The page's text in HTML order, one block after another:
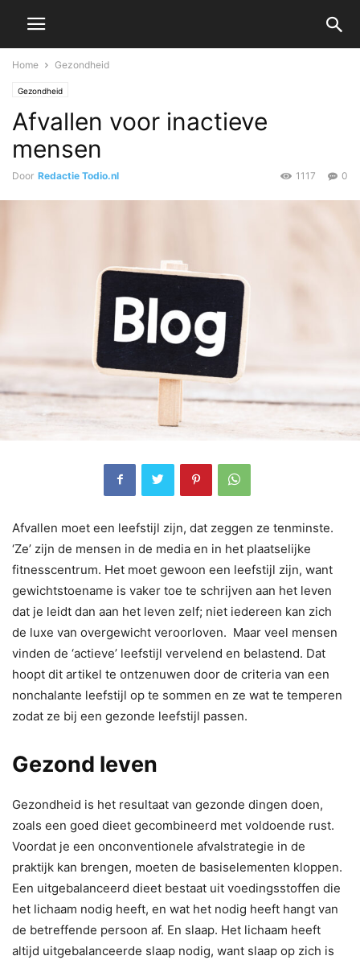
Home Gezondheid
Gezondheid
Afvallen voor inactieve
mensen
Door Redactie Todio.nl 0
1117
Afvallen moet een leefstijl zijn, dat zeggen ze tenminste.
‘Ze’ zijn de mensen in de media en in het plaatselijke
fitnesscentrum. Het moet gewoon een leefstijl zijn, want
gewichtstoename is vaker toe te schrijven aan het leven
dat je leidt dan aan het leven zelf; niet iedereen kan zich
de luxe van overgewicht veroorloven. Maar veel mensen
vinden de ‘actieve’ leefstijl vervelend en belastend. Dat
hoopt dit artikel te ontzenuwen door de criteria van een
nonchalante leefstijl op te sommen en ze wat te temperen
zodat ze bij een gezonde leefstijl passen.
Gezond leven
Gezondheid is het resultaat van gezonde dingen doen,
zoals een goed dieet gecombineerd met voldoende rust.
Voordat je een onconventionele afvalstrategie in de
praktijk kan brengen, moeten de basiselementen kloppen.
Een uitgebalanceerd dieet bestaat uit voedingsstoffen die
het lichaam nodig heeft, en wat het nodig heeft hangt van
de betreffende persoon af. En slaap. Het lichaam heeft
altijd uitgebalanceerde slaap nodig, want slaap op zich is